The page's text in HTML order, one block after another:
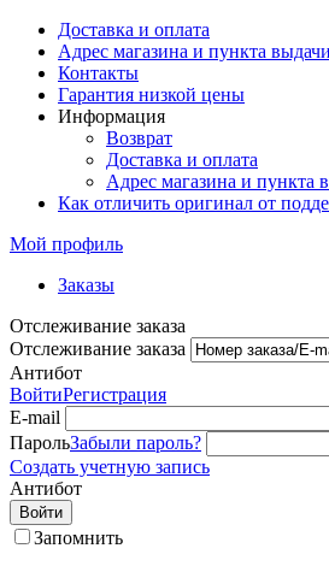
Доставка и оплата
Адрес магазина и пункта выдачи
Контакты
Гарантия низкой цены
Информация
Возврат
Доставка и оплата
Адрес магазина и пункта
Как отличить оригинал от
Мой профиль
Заказы
Отслеживание заказа
Отслеживание заказа
Антибот
ВойтиРегистрация
E-mail
ПарольЗабыли пароль?
Создать учетную запись
Антибот
Войти
Запомнить